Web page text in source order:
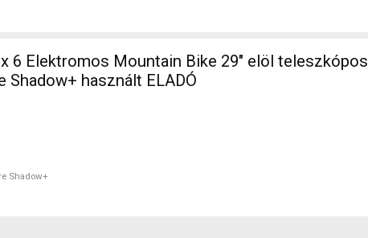
6 Elektromos Mountain Bike 29" elöl teleszkópos
Shadow+ használt ELADÓ
Shadow+